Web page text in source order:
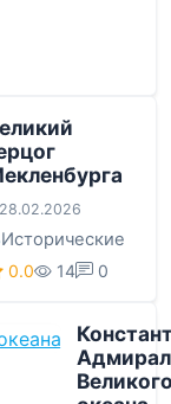
Исторические
0.0 14 0
Адмирал